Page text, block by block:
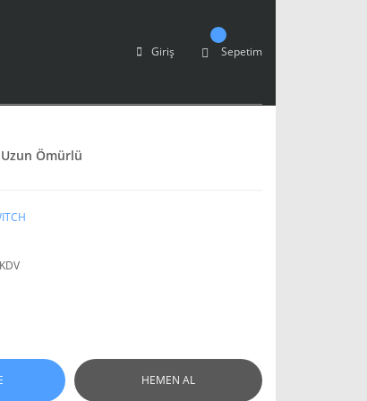
Giriş Sepetim
Uzun Ömürlü
HEMEN AL